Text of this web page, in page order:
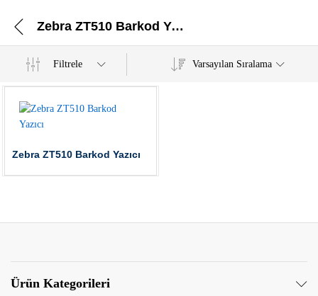
Zebra ZT510 Barkod Yazıcı
Filtrele Varsayılan Sıralama
Zebra ZT510 Barkod Yazıcı
Ürün Kategorileri